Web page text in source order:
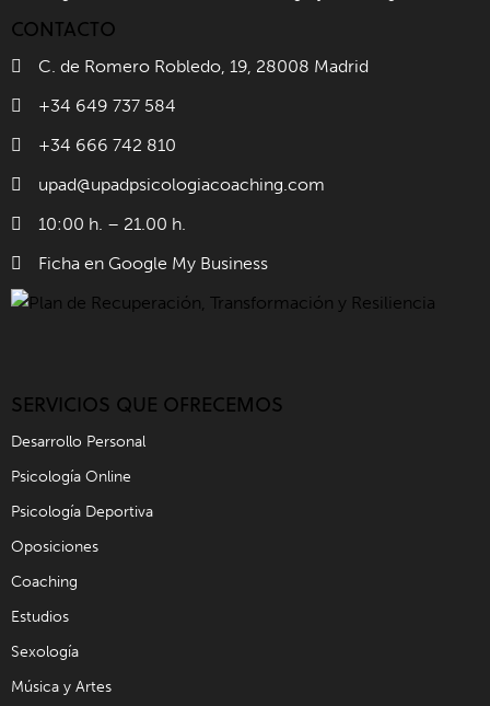
CONTACTO
C. de Romero Robledo, 19, 28008 Madrid
+34 649 737 584
+34 666 742 810
upad@upadpsicologiacoaching.com
10:00 h. – 21.00 h.
Ficha en Google My Business
SERVICIOS QUE OFRECEMOS
Desarrollo Personal
Psicología Online
Psicología Deportiva
Oposiciones
Coaching
Estudios
Sexología
Música y Artes